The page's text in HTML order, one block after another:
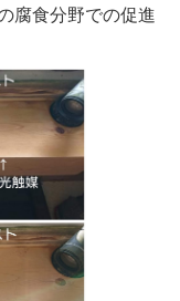
腐食分野での促進